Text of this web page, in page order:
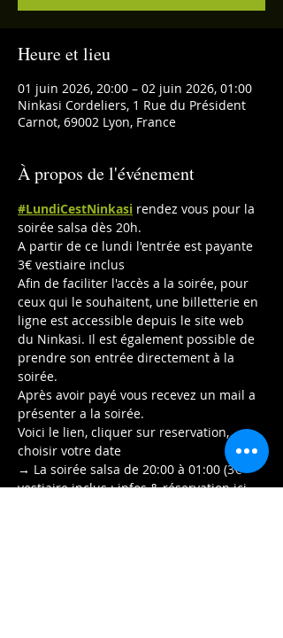
Heure et lieu
01 juin 2026, 20:00 – 02 juin 2026, 01:00
Ninkasi Cordeliers, 1 Rue du Président
Carnot, 69002 Lyon, France
À propos de l'événement
#LundiCestNinkasi rendez vous pour la
soirée salsa dès 20h.
A partir de ce lundi l'entrée est payante
3€ vestiaire inclus
Afin de faciliter l'accès a la soirée, pour
ceux qui le souhaitent, une billetterie en
ligne est accessible depuis le site web
du Ninkasi. Il est également possible de
prendre son entrée directement à la
soirée.
Après avoir payé vous recevez un mail a
présenter a la soirée.
Voici le lien, cliquer sur reservation,
choisir votre date
→ La soirée salsa de 20:00 à 01:00 (3€
vestiaire inclus : infos & réservation ici